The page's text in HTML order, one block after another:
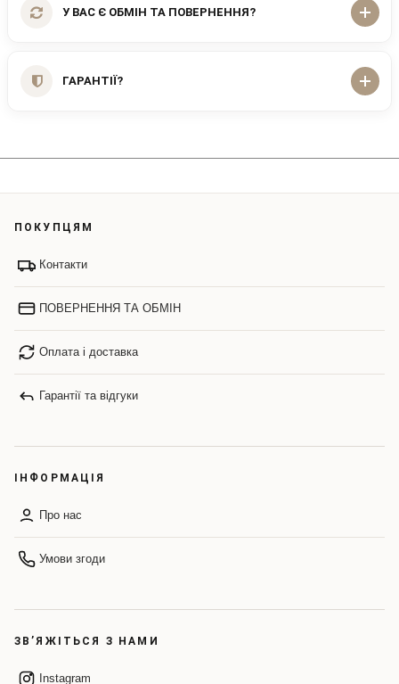
У ВАС Є ОБМІН ТА ПОВЕРНЕННЯ?
ГАРАНТІЇ?
ПОКУПЦЯМ
Контакти
ПОВЕРНЕННЯ ТА ОБМІН
Оплата і доставка
Гарантії та відгуки
ІНФОРМАЦІЯ
Про нас
Умови згоди
ЗВ’ЯЖІТЬСЯ З НАМИ
Instagram